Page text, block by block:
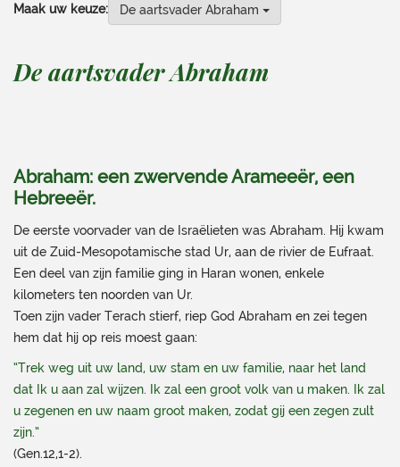
Maak uw keuze: De aartsvader Abraham
De aartsvader Abraham
Abraham: een zwervende Arameeër, een
Hebreeër.
De eerste voorvader van de Israëlieten was Abraham. Hij kwam
uit de Zuid-Mesopotamische stad Ur, aan de rivier de Eufraat.
Een deel van zijn familie ging in Haran wonen, enkele
kilometers ten noorden van Ur.
Toen zijn vader Terach stierf, riep God Abraham en zei tegen
hem dat hij op reis moest gaan:
“Trek weg uit uw land, uw stam en uw familie, naar het land
dat Ik u aan zal wijzen. Ik zal een groot volk van u maken. Ik zal
u zegenen en uw naam groot maken, zodat gij een zegen zult
zijn.”
(Gen.12,1-2).